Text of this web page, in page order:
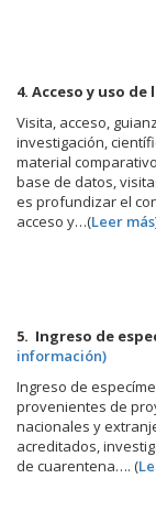
4. Acceso y uso
Visita, acceso,
investigación,
material
base de datos,
es profundizar el
acceso y…(Leer más
5. Ingreso de
información)
Ingreso de
provenientes de
nacionales y
acreditados,
de cuarentena…. (